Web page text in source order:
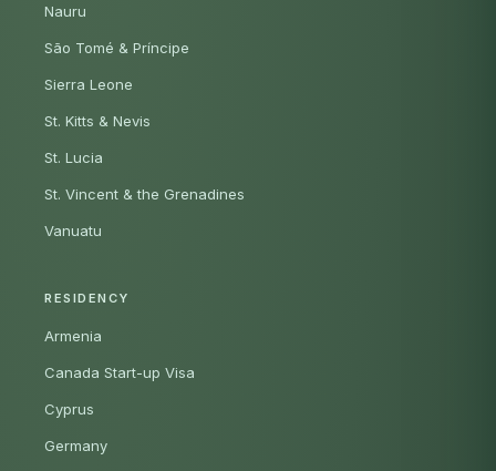
Nauru
São Tomé & Príncipe
Sierra Leone
St. Kitts & Nevis
St. Lucia
St. Vincent & the Grenadines
Vanuatu
RESIDENCY
Armenia
Canada Start-up Visa
Cyprus
Germany